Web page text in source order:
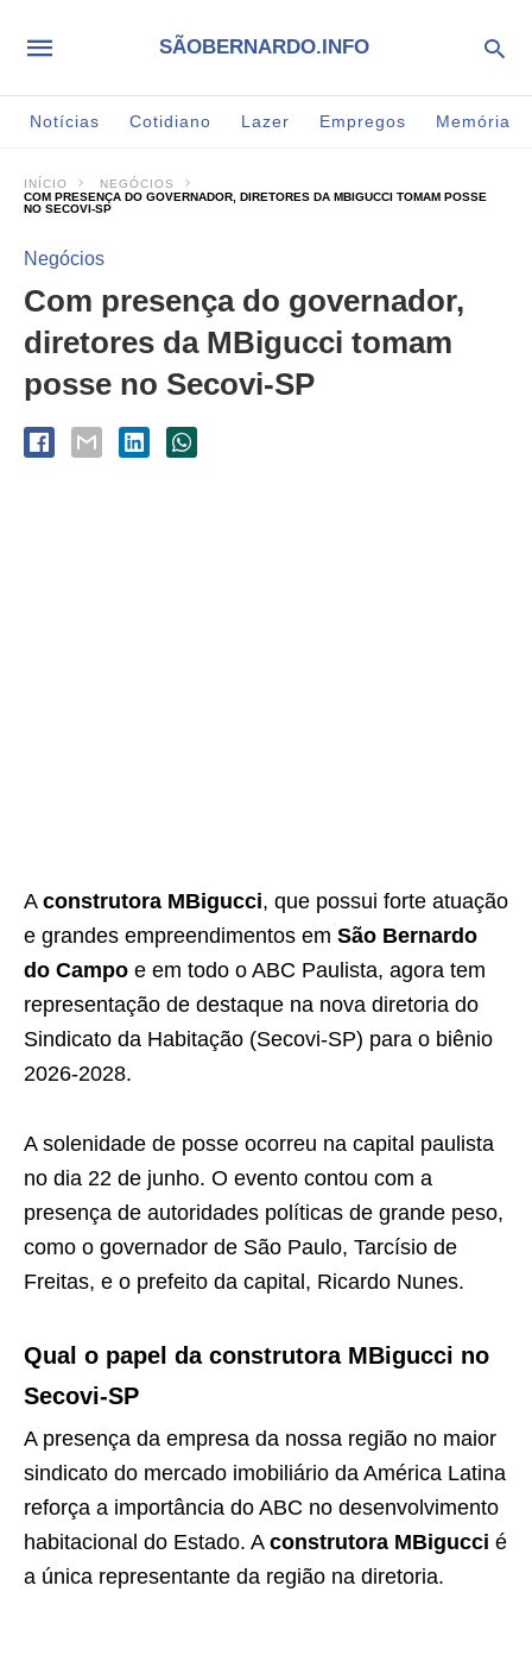
SÃOBERNARDO.INFO
Notícias Cotidiano Lazer Empregos Memória
INÍCIO
NEGÓCIOS
COM PRESENÇA DO GOVERNADOR, DIRETORES DA MBIGUCCI TOMAM POSSE
NO SECOVI-SP
Negócios
Com presença do governador,
diretores da MBigucci tomam
posse no Secovi-SP
A construtora MBigucci, que possui forte atuação
e grandes empreendimentos em São Bernardo
do Campo e em todo o ABC Paulista, agora tem
representação de destaque na nova diretoria do
Sindicato da Habitação (Secovi-SP) para o biênio
2026-2028.
A solenidade de posse ocorreu na capital paulista
no dia 22 de junho. O evento contou com a
presença de autoridades políticas de grande peso,
como o governador de São Paulo, Tarcísio de
Freitas, e o prefeito da capital, Ricardo Nunes.
Qual o papel da construtora MBigucci no
Secovi-SP
A presença da empresa da nossa região no maior
sindicato do mercado imobiliário da América Latina
reforça a importância do ABC no desenvolvimento
habitacional do Estado. A construtora MBigucci é
a única representante da região na diretoria.